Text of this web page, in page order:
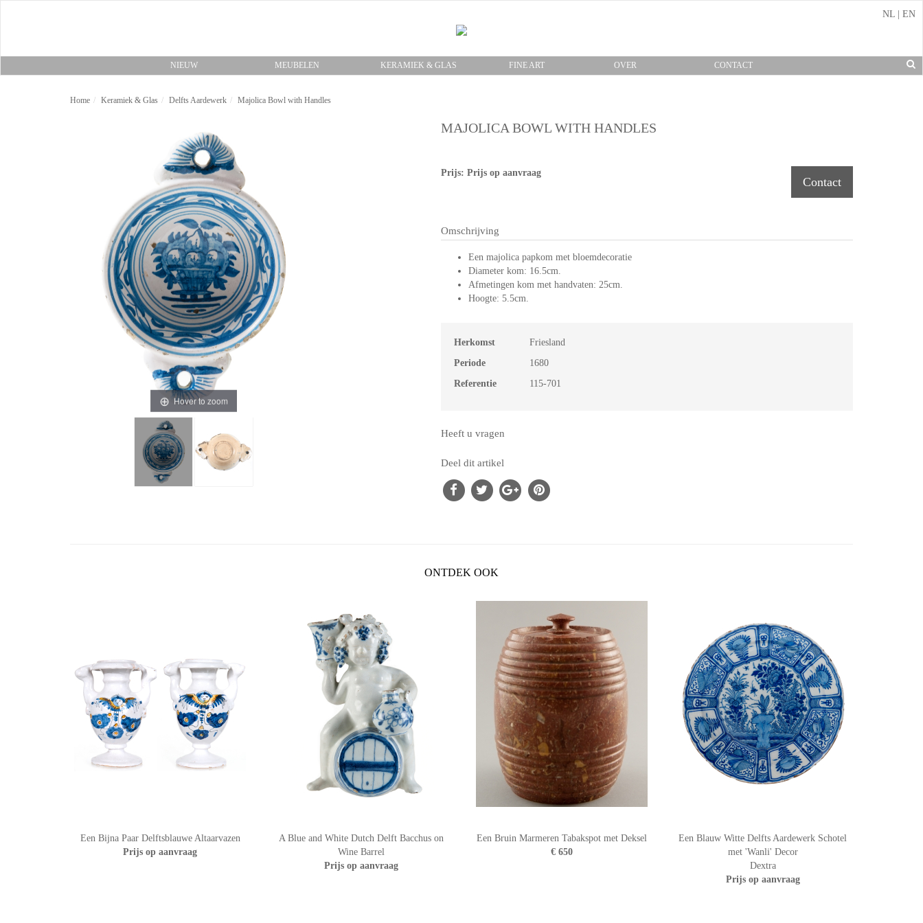
NIEUW MEUBELEN KERAMIEK & GLAS FINE ART OVER CONTACT
NL EN
Home Keramiek & Glas Delfts Aardewerk Majolica Bowl with Handles
Hover to zoom
MAJOLICA BOWL WITH HANDLES
Prijs: Prijs op aanvraag
Contact
Omschrijving
Een majolica papkom met bloemdecoratie
Diameter kom: 16.5cm.
Afmetingen kom met handvaten: 25cm.
Hoogte: 5.5cm.
Herkomst
Friesland
Periode
1680
Referentie
115-701
Heeft u vragen
Deel dit artikel
ONTDEK OOK
Een Bijna Paar Delftsblauwe Altaarvazen
Prijs op aanvraag
A Blue and White Dutch Delft Bacchus on
Wine Barrel
Prijs op aanvraag
Een Bruin Marmeren Tabakspot met Deksel
€ 650
Een Blauw Witte Delfts Aardewerk Schotel
met 'Wanli' Decor
Dextra
Prijs op aanvraag